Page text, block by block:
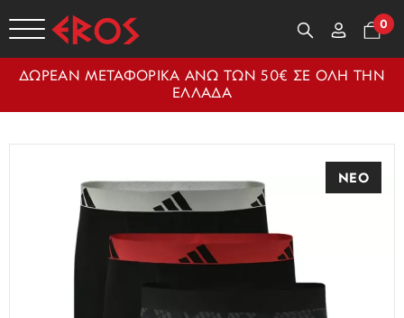
0
ΔΩΡΕΑΝ ΜΕΤΑΦΟΡΙΚΑ ΑΝΩ ΤΩΝ 50€ ΣΕ ΟΛΗ ΤΗΝ
ΕΛΛΑΔΑ
ΝΕΟ